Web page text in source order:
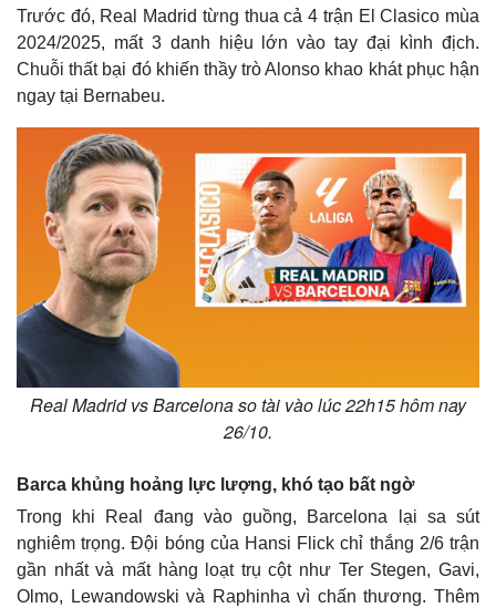
Trước đó, Real Madrid từng thua cả 4 trận El Clasico mùa
2024/2025, mất 3 danh hiệu lớn vào tay đại kình địch.
Chuỗi thất bại đó khiến thầy trò Alonso khao khát phục hận
ngay tại Bernabeu.
Real Madrid vs Barcelona so tài vào lúc 22h15 hôm nay
26/10.
Barca khủng hoảng lực lượng, khó tạo bất ngờ
Trong khi Real đang vào guồng, Barcelona lại sa sút
nghiêm trọng. Đội bóng của Hansi Flick chỉ thắng 2/6 trận
gần nhất và mất hàng loạt trụ cột như Ter Stegen, Gavi,
Olmo, Lewandowski và Raphinha vì chấn thương. Thêm